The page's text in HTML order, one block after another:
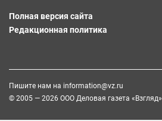
Полная версия сайта
Редакционная политика
Пишите нам на information@vz.ru
© 2005 — 2026 ООО Деловая газета «Взгляд»